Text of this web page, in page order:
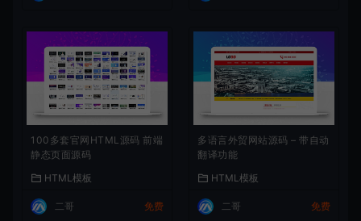
100多套官网HTML源码 前端
静态页面源码
HTML模板
二哥 免费
多语言外贸网站源码 – 带自动
翻译功能
HTML模板
二哥 免费